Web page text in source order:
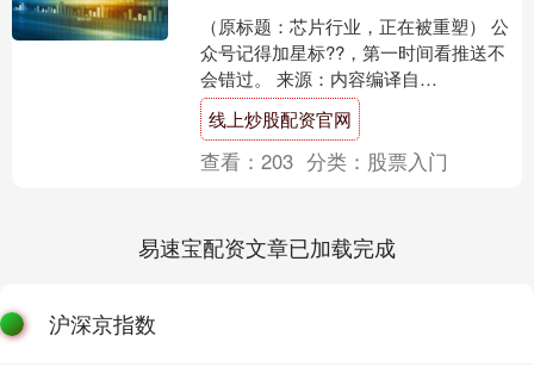
（原标题：芯片行业，正在被重塑） 公
众号记得加星标??，第一时间看推送不
会错过。 来源：内容编译自
semiengineering。 人类正在经历一场极
其极端的技....
线上炒股配资官网
查看：203 分类： 股票入门
易速宝配资文章已加载完成
沪深京指数